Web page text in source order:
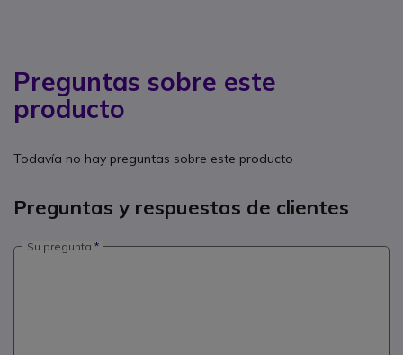
Preguntas sobre este
producto
Todavía no hay preguntas sobre este producto
Preguntas y respuestas de clientes
Su pregunta